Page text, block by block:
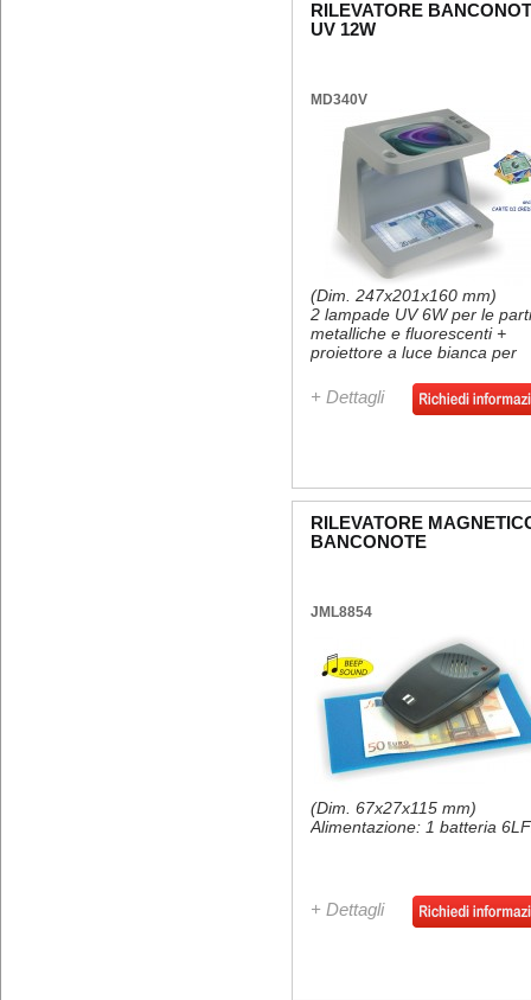
RILEVATORE
UV 12W
MD340V
(Dim. 247x201x160 mm)
2 lampade UV 6W per le parti
metalliche e fluorescenti +
proiettore a luce bianca per
da 6W con accensione
separata. Testina magnetica.
AC.
+ Dettagli
RILEVATORE
BANCONOTE
JML8854
(Dim. 67x27x115 mm)
Alimentazione: 1 batteria
+ Dettagli